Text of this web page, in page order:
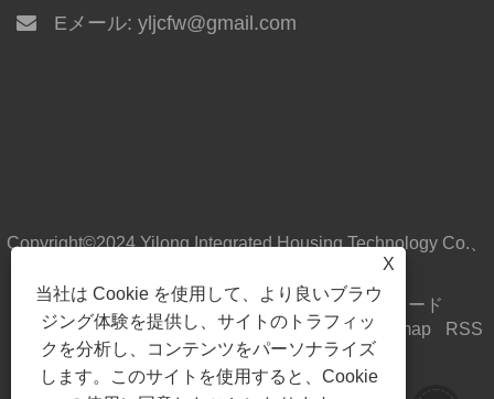
Eメール: yljcfw@gmail.com
Copyright©2024 Yilong Integrated Housing Technology Co.、
家 私たちについて 製品 ニュース
ダウンロード
お問い合わせを送信 お問い合わせ リンク Sitemap
RSS
XML
Privacy Policy
X
当社は Cookie を使用して、より良いブラウ
ジング体験を提供し、サイトのトラフィッ
クを分析し、コンテンツをパーソナライズ
します。このサイトを使用すると、Cookie